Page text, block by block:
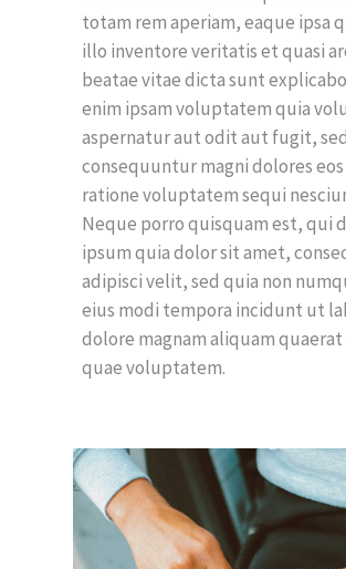
totam rem aperiam, eaque ipsa
illo inventore veritatis et quasi
beatae vitae dicta sunt
enim ipsam voluptatem quia
aspernatur aut odit aut fugit,
consequuntur magni dolores
ratione voluptatem sequi
Neque porro quisquam est, qui
ipsum quia dolor sit amet,
adipisci velit, sed quia non
eius modi tempora incidunt ut
dolore magnam aliquam
quae voluptatem.